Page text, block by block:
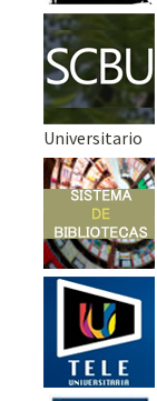
Universitario